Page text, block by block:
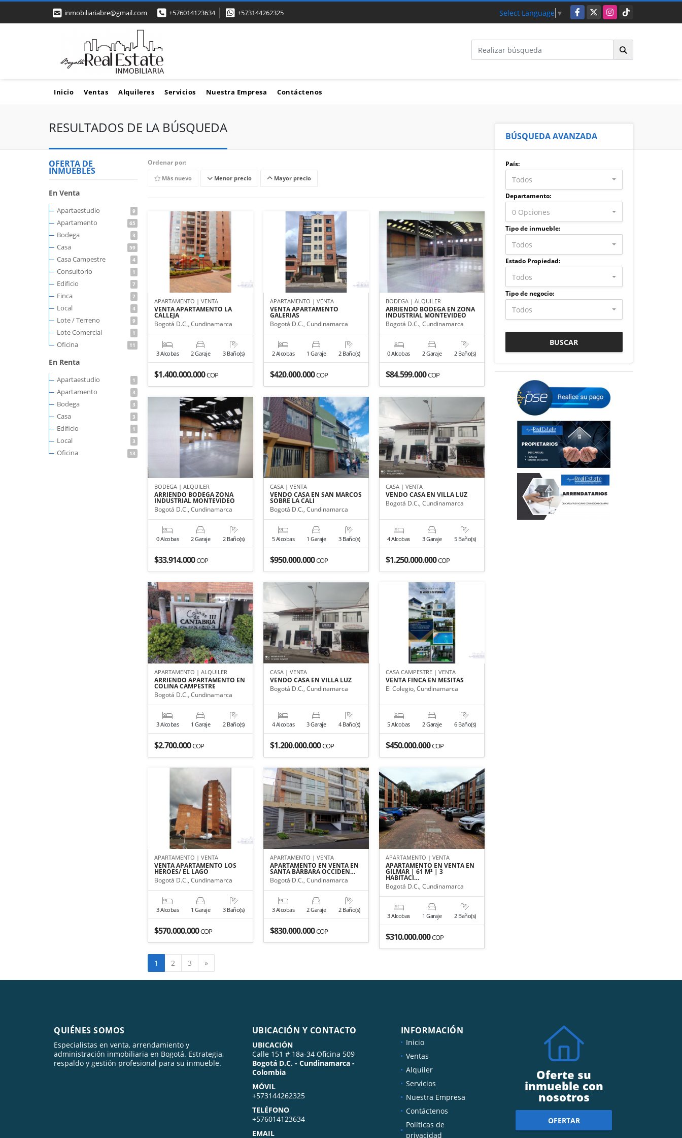
inmobiliariabre@gmail.com +576014123634 +573144262325 Select Language ▼ Facebook
X Instagram
TikTok
Inicio Ventas Alquileres Servicios Nuestra Empresa Contáctenos
RESULTADOS DE LA BÚSQUEDA
OFERTA DE
INMUEBLES
En Venta
Apartaestudio 9
Apartamento 65
Bodega 3
Casa 59
Casa Campestre 4
Consultorio 1
Edificio 7
Finca 7
Local 4
Lote / Terreno 9
Lote Comercial 1
Oficina 11
En Renta
Apartaestudio 1
Apartamento 3
Bodega 3
Casa 3
Edificio 1
Local 3
Oficina 13
Ordenar por:
Más nuevo Menor precio Mayor precio
APARTAMENTO | VENTA
VENTA APARTAMENTO LA
CALLEJA
Bogotá D.C., Cundinamarca
3 Alcobas 2 Garaje 3 Baño(s)
$1.400.000.000COP
APARTAMENTO | VENTA
VENTA APARTAMENTO
GALERIAS
Bogotá D.C., Cundinamarca
2 Alcobas 1 Garaje 2 Baño(s)
$420.000.000COP
BODEGA | ALQUILER
ARRIENDO BODEGA EN ZONA
INDUSTRIAL MONTEVIDEO
Bogotá D.C., Cundinamarca
0 Alcobas 2 Garaje 2 Baño(s)
$84.599.000COP
BODEGA | ALQUILER
ARRIENDO BODEGA ZONA
INDUSTRIAL MONTEVIDEO
Bogotá D.C., Cundinamarca
0 Alcobas 2 Garaje 2 Baño(s)
$33.914.000COP
CASA | VENTA
VENDO CASA EN SAN MARCOS
SOBRE LA CALI
Bogotá D.C., Cundinamarca
5 Alcobas 1 Garaje 3 Baño(s)
$950.000.000COP
CASA | VENTA
VENDO CASA EN VILLA LUZ
Bogotá D.C., Cundinamarca
4 Alcobas 3 Garaje 5 Baño(s)
$1.250.000.000COP
APARTAMENTO | ALQUILER
ARRIENDO APARTAMENTO EN
COLINA CAMPESTRE
Bogotá D.C., Cundinamarca
3 Alcobas 1 Garaje 2 Baño(s)
$2.700.000COP
CASA | VENTA
VENDO CASA EN VILLA LUZ
Bogotá D.C., Cundinamarca
4 Alcobas 3 Garaje 4 Baño(s)
$1.200.000.000COP
CASA CAMPESTRE | VENTA
VENTA FINCA EN MESITAS
El Colegio, Cundinamarca
5 Alcobas 2 Garaje 6 Baño(s)
$450.000.000COP
APARTAMENTO | VENTA
VENTA APARTAMENTO LOS
HEROES/ EL LAGO
Bogotá D.C., Cundinamarca
3 Alcobas 1 Garaje 3 Baño(s)
$570.000.000COP
APARTAMENTO | VENTA
APARTAMENTO EN VENTA EN
SANTA BÁRBARA OCCIDEN…
Bogotá D.C., Cundinamarca
3 Alcobas 2 Garaje 2 Baño(s)
$830.000.000COP
APARTAMENTO | VENTA
APARTAMENTO EN VENTA EN
GILMAR | 61 M² | 3
HABITACI…
Bogotá D.C., Cundinamarca
3 Alcobas 1 Garaje 2 Baño(s)
$310.000.000COP
1 2 3 »
BÚSQUEDA AVANZADA
País:
Todos
Departamento:
0 Opciones
Tipo de inmueble:
Todos
Estado Propiedad:
Todos
Tipo de negocio:
Todos
BUSCAR
QUIÉNES SOMOS
Especialistas en venta, arrendamiento y
administración inmobiliaria en Bogotá. Estrategia,
respaldo y gestión profesional para su inmueble.
UBICACIÓN Y CONTACTO
UBICACIÓN
Calle 151 # 18a-34 Oficina 509
Bogotá D.C. - Cundinamarca -
Colombia
MÓVIL
+573144262325
TELÉFONO
+576014123634
EMAIL
INFORMACIÓN
Inicio
Ventas
Alquiler
Servicios
Nuestra Empresa
Contáctenos
Políticas de
privacidad
Oferte su
inmueble con
nosotros
OFERTAR